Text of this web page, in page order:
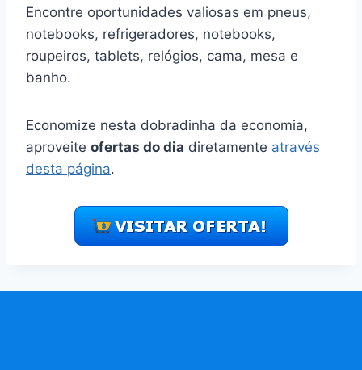
Encontre oportunidades valiosas em pneus,
notebooks, refrigeradores, notebooks,
roupeiros, tablets, relógios, cama, mesa e
banho.
Economize nesta dobradinha da economia,
aproveite ofertas do dia diretamente através
desta página.